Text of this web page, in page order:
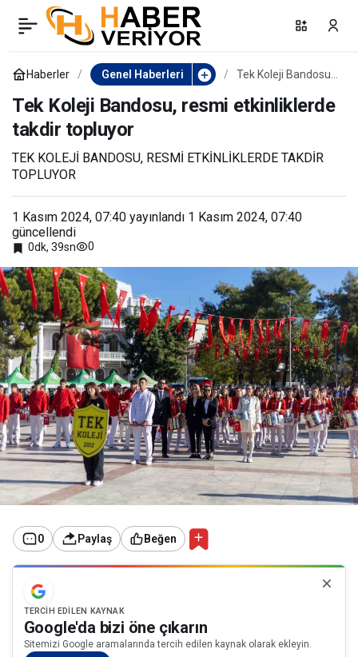
Haberler Genel Haberleri
Tek Koleji Bandosu,
takdir topluyor
Tek Koleji Bandosu, resmi etkinliklerde
takdir topluyor
TEK KOLEJİ BANDOSU, RESMİ ETKİNLİKLERDE TAKDİR
TOPLUYOR
1 Kasım 2024, 07:40 yayınlandı 1 Kasım 2024, 07:40
güncellendi
0dk, 39sn 0
0 Paylaş Beğen
TERCIH EDILEN KAYNAK
Google'da bizi öne çıkarın
Sitemizi Google aramalarında tercih edilen kaynak olarak ekleyin.
Aydın’ın kuru inciri
100’den fazla ülkede
ağızları tatlandırıyor
Paylaş